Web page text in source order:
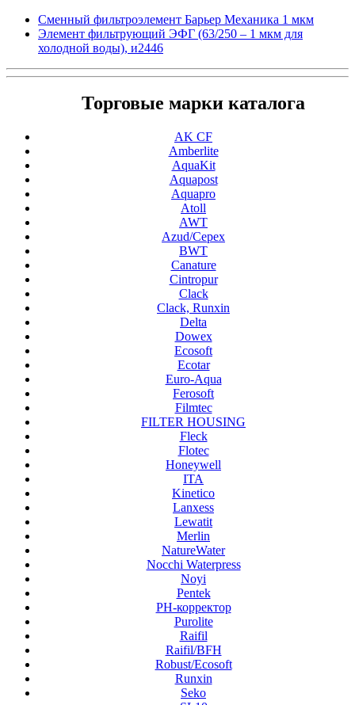
Сменный фильтроэлемент Барьер Механика 1 мкм
Элемент фильтрующий ЭФГ (63/250 – 1 мкм для
холодной воды), и2446
Торговые марки каталога
AK CF
Amberlite
AquaKit
Aquapost
Aquapro
Atoll
AWT
Azud/Cepex
BWT
Canature
Cintropur
Clack
Clack, Runxin
Delta
Dowex
Ecosoft
Ecotar
Euro-Aqua
Ferosoft
Filmtec
FILTER HOUSING
Fleck
Flotec
Honeywell
ITA
Kinetico
Lanxess
Lewatit
Merlin
NatureWater
Nocchi Waterpress
Noyi
Pentek
PH-корректор
Purolite
Raifil
Raifil/BFH
Robust/Ecosoft
Runxin
Seko